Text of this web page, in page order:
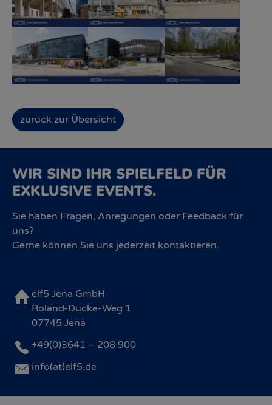
Show larger versionShow larger versionShow larger version
zurück zur Übersicht
WIR SIND IHR SPIELFELD FÜR
EXKLUSIVE EVENTS.
Sie haben Fragen, Anregungen oder Feedback für
uns?
Gerne können Sie uns jederzeit kontaktieren.
elf5 Jena GmbH
Roland-Ducke-Weg 1
07745 Jena
+49(0)3641 – 208 900
info(at)elf5.de